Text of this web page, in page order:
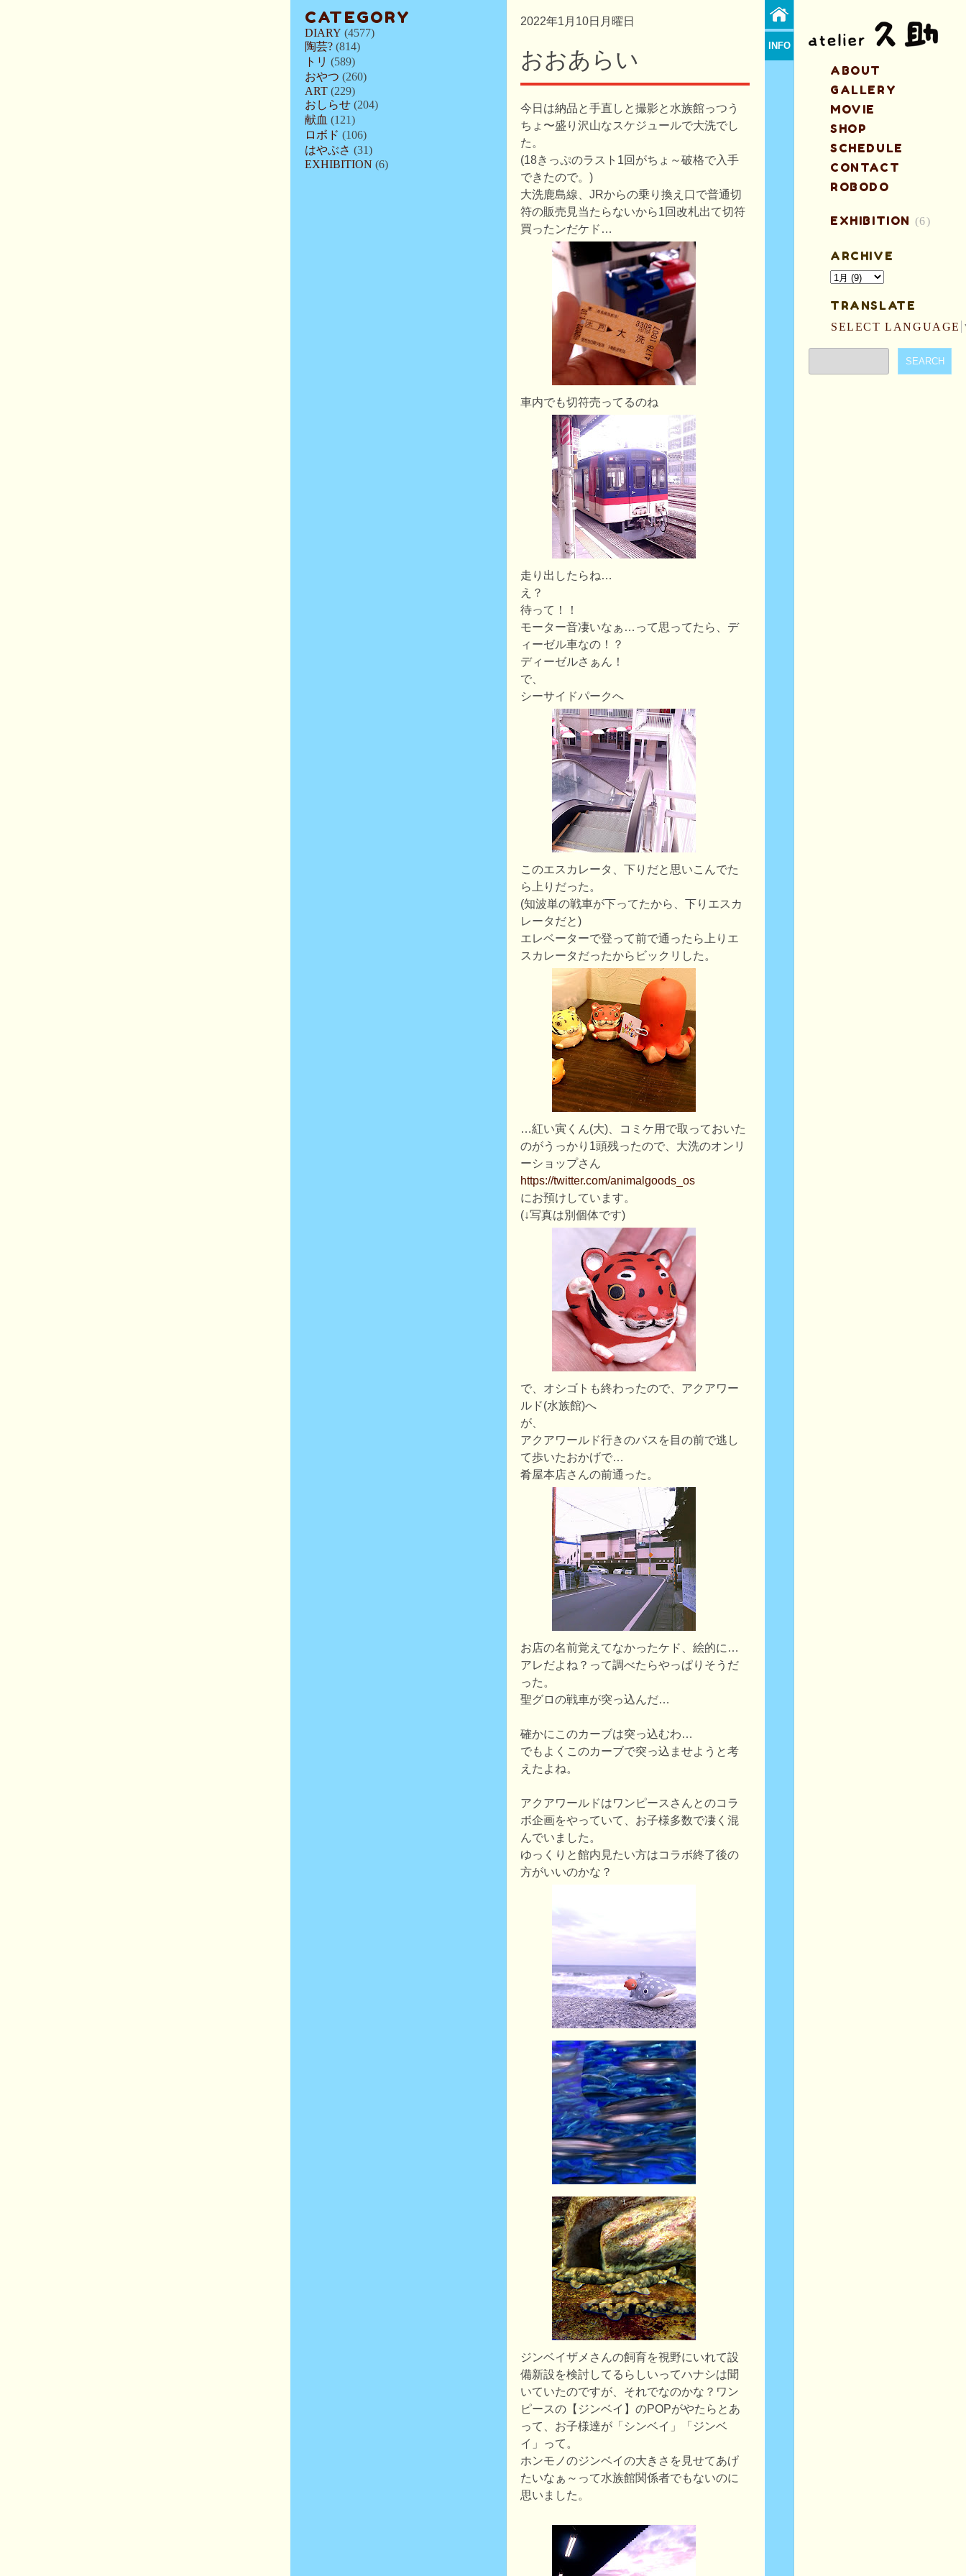
CATEGORY
DIARY (4577)
陶芸? (814)
トリ (589)
おやつ (260)
ART (229)
おしらせ (204)
献血 (121)
ロボド (106)
はやぶさ (31)
EXHIBITION (6)
2022年1月10日月曜日
おおあらい
今日は納品と手直しと撮影と水族館っつう
ちょ〜盛り沢山なスケジュールで大洗でし
た。
(18きっぷのラスト1回がちょ～破格で入手
できたので。)
大洗鹿島線、JRからの乗り換え口で普通切
符の販売見当たらないから1回改札出て切符
買ったンだケド…
車内でも切符売ってるのね
走り出したらね…
え？
待って！！
モーター音凄いなぁ…って思ってたら、デ
ィーゼル車なの！？
ディーゼルさぁん！
で、
シーサイドパークへ
このエスカレータ、下りだと思いこんでた
ら上りだった。
(知波単の戦車が下ってたから、下りエスカ
レータだと)
エレベーターで登って前で通ったら上りエ
スカレータだったからビックリした。
…紅い寅くん(大)、コミケ用で取っておいた
のがうっかり1頭残ったので、大洗のオンリ
ーショップさん
https://twitter.com/animalgoods_os
にお預けしています。
(↓写真は別個体です)
で、オシゴトも終わったので、アクアワー
ルド(水族館)へ
が、
アクアワールド行きのバスを目の前で逃し
て歩いたおかげで…
肴屋本店さんの前通った。
お店の名前覚えてなかったケド、絵的に…
アレだよね？って調べたらやっぱりそうだ
った。
聖グロの戦車が突っ込んだ…
確かにこのカーブは突っ込むわ…
でもよくこのカーブで突っ込ませようと考
えたよね。
アクアワールドはワンピースさんとのコラ
ボ企画をやっていて、お子様多数で凄く混
んでいました。
ゆっくりと館内見たい方はコラボ終了後の
方がいいのかな？
ジンベイザメさんの飼育を視野にいれて設
備新設を検討してるらしいってハナシは聞
いていたのですが、それでなのかな？ワン
ピースの【ジンベイ】のPOPがやたらとあ
って、お子様達が「シンベイ」「ジンベ
イ」って。
ホンモノのジンベイの大きさを見せてあげ
たいなぁ～って水族館関係者でもないのに
思いました。
INFO
ABOUT
GALLERY
MOVIE
SHOP
SCHEDULE
CONTACT
ROBODO
EXHIBITION (6)
ARCHIVE
TRANSLATE
SELECT LANGUAGE